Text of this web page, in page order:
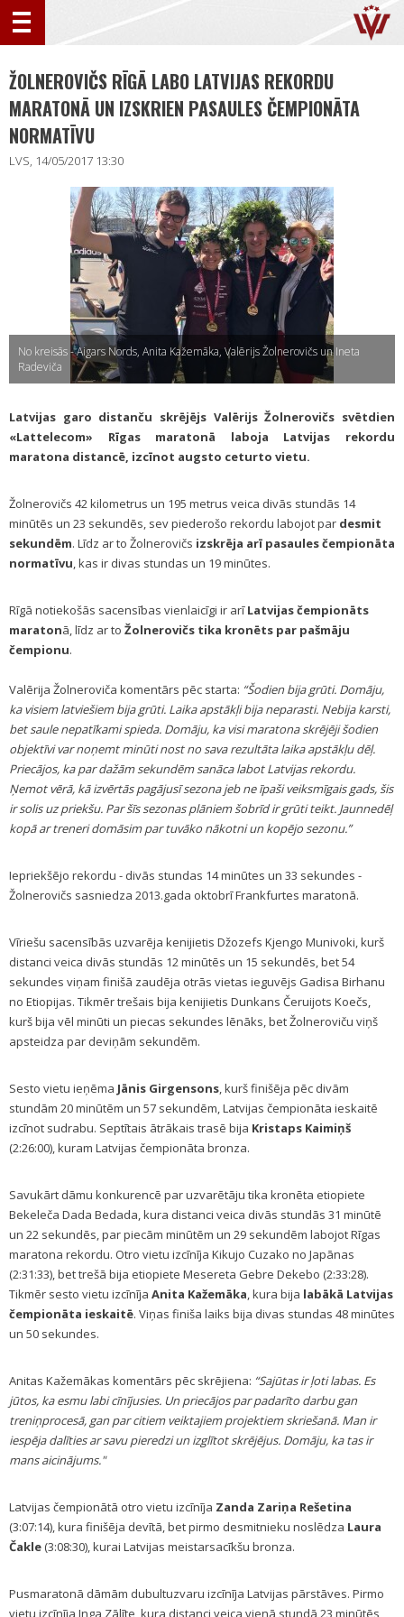
ŽOLNEROVIČS RĪGĀ LABO LATVIJAS REKORDU
MARATONĀ UN IZSKRIEN PASAULES ČEMPIONĀTA
NORMATĪVU
LVS, 14/05/2017 13:30
No kreisās - Aigars Nords, Anita Kažemāka, Valērijs Žolnerovičs un Ineta
Radeviča
Latvijas garo distanču skrējējs Valērijs Žolnerovičs svētdien
«Lattelecom» Rīgas maratonā laboja Latvijas rekordu
maratona distancē, izcīnot augsto ceturto vietu.
Žolnerovičs 42 kilometrus un 195 metrus veica divās stundās 14
minūtēs un 23 sekundēs, sev piederošo rekordu labojot par desmit
sekundēm. Līdz ar to Žolnerovičs izskrēja arī pasaules čempionāta
normatīvu, kas ir divas stundas un 19 minūtes.
Rīgā notiekošās sacensības vienlaicīgi ir arīLatvijas čempionāts
maratonā, līdz ar to Žolnerovičs tika kronēts par pašmāju
čempionu.
Valērija Žolneroviča komentārs pēc starta: “Šodien bija grūti. Domāju,
ka visiem latviešiem bija grūti. Laika apstākļi bija neparasti. Nebija karsti,
bet saule nepatīkami spieda. Domāju, ka visi maratona skrējēji šodien
objektīvi var noņemt minūti nost no sava rezultāta laika apstākļu dēļ.
Priecājos, ka par dažām sekundēm sanāca labot Latvijas rekordu.
Ņemot vērā, kā izvērtās pagājusī sezona jeb ne īpaši veiksmīgais gads, šis
ir solis uz priekšu. Par šīs sezonas plāniem šobrīd ir grūti teikt. Jaunnedēļ
kopā ar treneri domāsim par tuvāko nākotni un kopējo sezonu.”
Iepriekšējo rekordu - divās stundas 14 minūtes un 33 sekundes -
Žolnerovičs sasniedza 2013.gada oktobrī Frankfurtes maratonā.
Vīriešu sacensībās uzvarēja kenijietis Džozefs Kjengo Munivoki, kurš
distanci veica divās stundās 12 minūtēs un 15 sekundēs, bet 54
sekundes viņam finišā zaudēja otrās vietas ieguvējs Gadisa Birhanu
no Etiopijas. Tikmēr trešais bija kenijietis Dunkans Čeruijots Koečs,
kurš bija vēl minūti un piecas sekundes lēnāks, bet Žolneroviču viņš
apsteidza par deviņām sekundēm.
Sesto vietu ieņēma Jānis Girgensons, kurš finišēja pēc divām
stundām 20 minūtēm un 57 sekundēm, Latvijas čempionāta ieskaitē
izcīnot sudrabu. Septītais ātrākais trasē bija Kristaps Kaimiņš
(2:26:00), kuram Latvijas čempionāta bronza.
Savukārt dāmu konkurencē par uzvarētāju tika kronēta etiopiete
Bekeleča Dada Bedada, kura distanci veica divās stundās 31 minūtē
un 22 sekundēs, par piecām minūtēm un 29 sekundēm labojot Rīgas
maratona rekordu. Otro vietu izcīnīja Kikujo Cuzako no Japānas
(2:31:33), bet trešā bija etiopiete Mesereta Gebre Dekebo (2:33:28).
Tikmēr sesto vietu izcīnīja Anita Kažemāka, kura bija labākā Latvijas
čempionāta ieskaitē. Viņas finiša laiks bija divas stundas 48 minūtes
un 50 sekundes.
Anitas Kažemākas komentārs pēc skrējiena: “Sajūtas ir ļoti labas. Es
jūtos, ka esmu labi cīnījusies. Un priecājos par padarīto darbu gan
treniņprocesā, gan par citiem veiktajiem projektiem skriešanā. Man ir
iespēja dalīties ar savu pieredzi un izglītot skrējējus. Domāju, ka tas ir
mans aicinājums."
Latvijas čempionātā otro vietu izcīnīja Zanda Zariņa Rešetina
(3:07:14), kura finišēja devītā, bet pirmo desmitnieku noslēdza Laura
Čakle (3:08:30), kurai Latvijas meistarsacīkšu bronza.
Pusmaratonā dāmām dubultuzvaru izcīnīja Latvijas pārstāves. Pirmo
vietu izcīnīja Inga Zālīte, kura distanci veica vienā stundā 23 minūtēs